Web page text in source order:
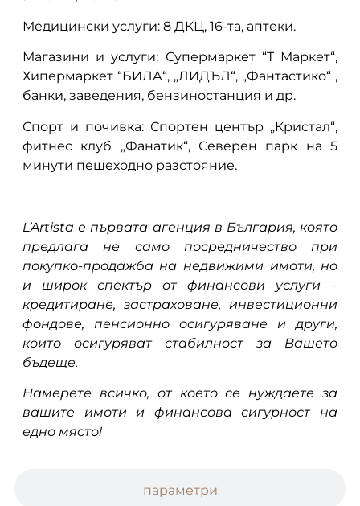
параметри
Медицински услуги: 8 ДКЦ, 16-та, аптеки.
Магазини и услуги: Супермаркет “Т Маркет“,
Хипермаркет “БИЛА“, „ЛИДЪЛ“, „Фантастико“ ,
банки, заведения, бензиностанция и др.
Спорт и почивка: Спортен център „Кристал“,
фитнес клуб „Фанатик“, Северен парк на 5
минути пешеходно разстояние.
L’Artista е първата агенция в България, която
предлага не само посредничество при
покупко-продажба на недвижими имоти, но
и широк спектър от финансови услуги –
кредитиране, застраховане, инвестиционни
фондове, пенсионно осигуряване и други,
които осигуряват стабилност за Вашето
бъдеще.
Намерете всичко, от което се нуждаете за
вашите имоти и финансова сигурност на
едно място!